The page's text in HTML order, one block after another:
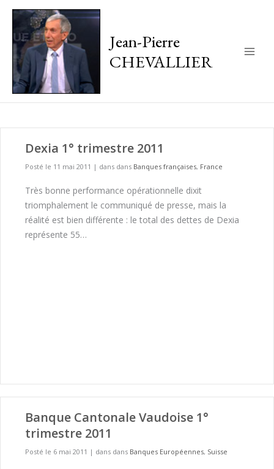
Jean-Pierre
CHEVALLIER
Dexia 1° trimestre 2011
Posté le 11 mai 2011 | dans dans Banques françaises, France
Très bonne performance opérationnelle dixit
triomphalement le communiqué de presse, mais la
réalité est bien différente : le total des dettes de Dexia
représente 55…
Banque Cantonale Vaudoise 1°
trimestre 2011
Posté le 6 mai 2011 | dans dans Banques Européennes, Suisse